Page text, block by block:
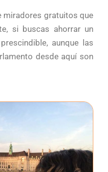
miradores gratuitos que
si buscas ahorrar un
aunque las
desde aquí son